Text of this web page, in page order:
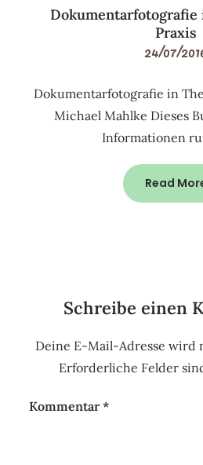
Praxis
24/07/
Dokumentarfotografie in
Michael Mahlke Dieses
Informationen
Read
Schreibe einen
Deine E-Mail-Adresse
Erforderliche Felder
Kommentar*